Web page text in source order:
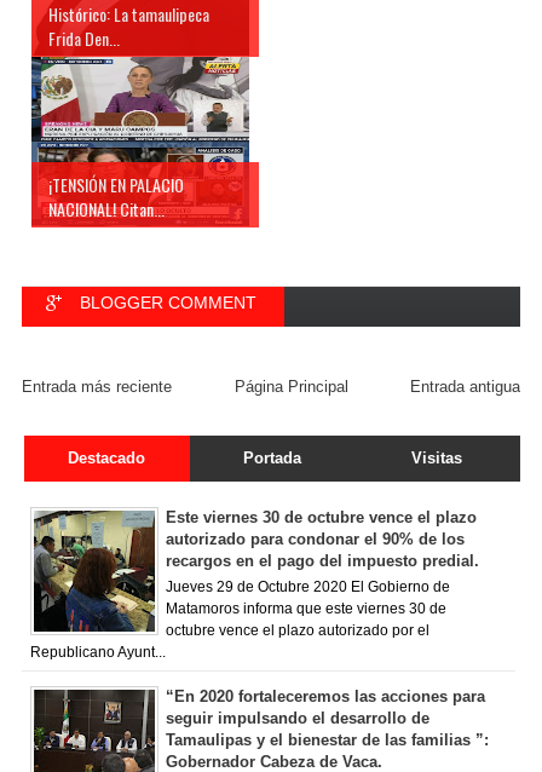
Histórico: La tamaulipeca
Frida Den...
¡TENSIÓN EN PALACIO
NACIONAL! Citan...
BLOGGER COMMENT
Entrada más reciente Entrada antigua
Página Principal
Destacado Portada Visitas
Este viernes 30 de octubre vence el plazo
autorizado para condonar el 90% de los
recargos en el pago del impuesto predial.
Jueves 29 de Octubre 2020 El Gobierno de
Matamoros informa que este viernes 30 de
octubre vence el plazo autorizado por el
Republicano Ayunt...
“En 2020 fortaleceremos las acciones para
seguir impulsando el desarrollo de
Tamaulipas y el bienestar de las familias ”:
Gobernador Cabeza de Vaca.